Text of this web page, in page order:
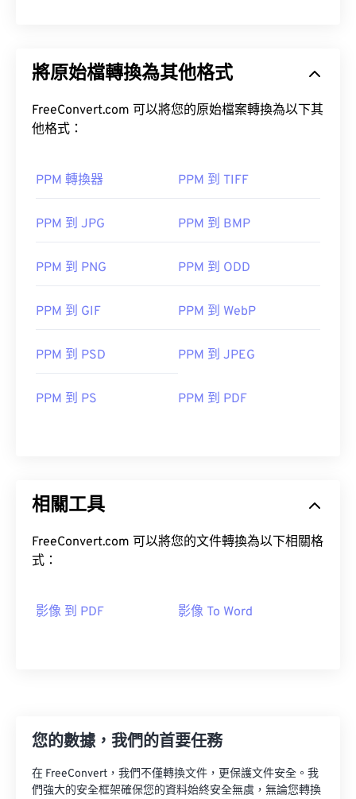
將原始檔轉換為其他格式
FreeConvert.com 可以將您的原始檔案轉換為以下其
他格式：
PPM 轉換器 PPM 到 TIFF
PPM 到 JPG PPM 到 BMP
PPM 到 PNG PPM 到 ODD
PPM 到 GIF PPM 到 WebP
PPM 到 PSD PPM 到 JPEG
PPM 到 PS PPM 到 PDF
相關工具
FreeConvert.com 可以將您的文件轉換為以下相關格
式：
影像 到 PDF 影像 To Word
您的數據，我們的首要任務
在 FreeConvert，我們不僅轉換文件，更保護文件安全。我
們強大的安全框架確保您的資料始終安全無虞，無論您轉換